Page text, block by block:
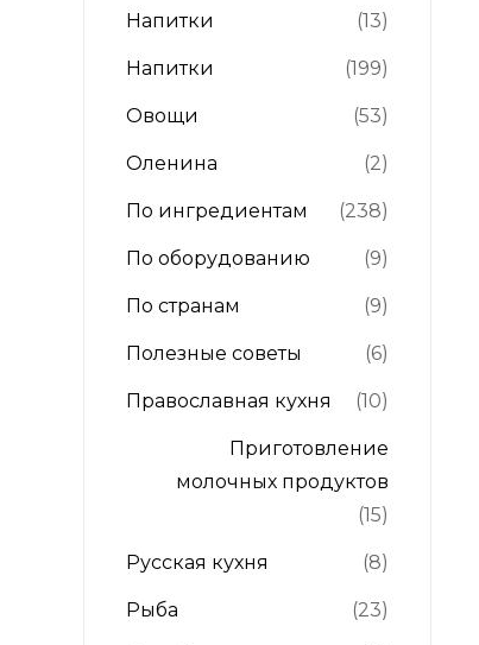
Напитки (13)
Напитки (199)
Овощи (53)
Оленина (2)
По ингредиентам (238)
По оборудованию (9)
По странам (9)
Полезные советы (6)
Православная кухня (10)
Приготовление
молочных продуктов
(15)
Русская кухня (8)
Рыба (23)